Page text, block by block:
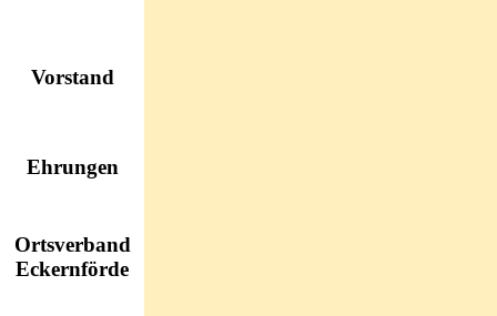
Vorstand
Ehrungen
Ortsverband
Eckernförde